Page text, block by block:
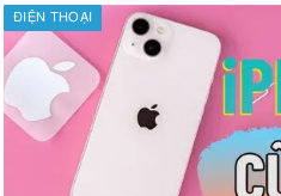
ĐIỆN THOẠI